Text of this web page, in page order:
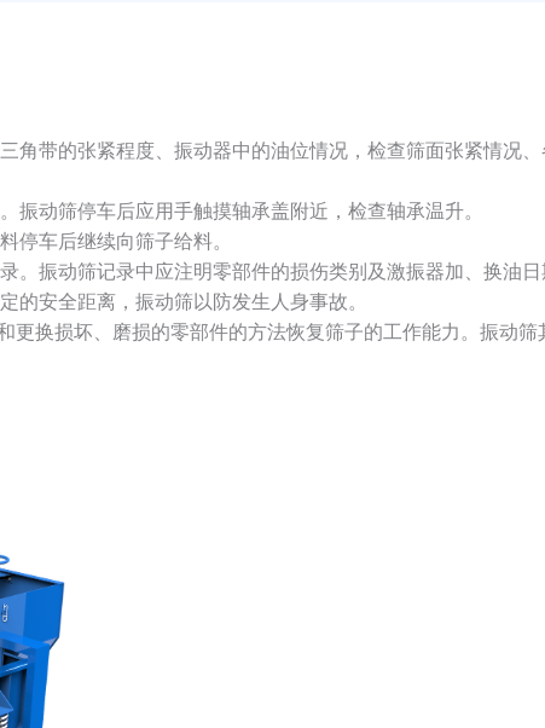
角带的张紧程度、振动器中的油位情况，检查筛面张紧情况
动筛停车后应用手触摸轴承盖附近，检查轴承温升。
停车后继续向筛子给料。
振动筛记录中应注明零部件的损伤类别及激振器加、换油日
的安全距离，振动筛以防发生人身事故。
换损坏、磨损的零部件的方法恢复筛子的工作能力。振动筛